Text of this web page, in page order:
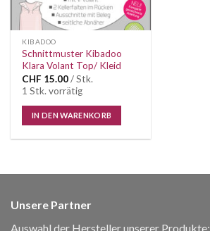
KIBADOO
Schnittmuster Kibadoo
Klara Volant Top/ Kleid
CHF 15.00/ Stk.
1 Stk. vorrätig
IN DEN WARENKORB
Unsere Partner
Auswahl der Hersteller unserer Produkte: